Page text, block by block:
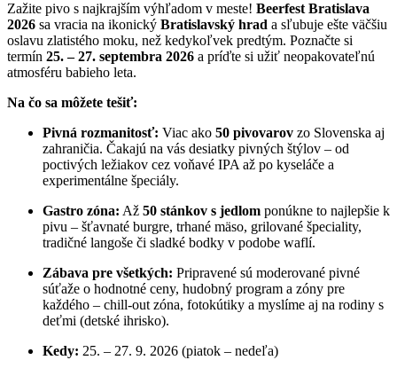
Zažite pivo s najkrajším výhľadom v meste! Beerfest Bratislava
2026 sa vracia na ikonický Bratislavský hrad a sľubuje ešte väčšiu
oslavu zlatistého moku, než kedykoľvek predtým. Poznačte si
termín 25. – 27. septembra 2026 a príďte si užiť neopakovateľnú
atmosféru babieho leta.
Na čo sa môžete tešiť:
Pivná rozmanitosť: Viac ako 50 pivovarov zo Slovenska aj
zahraničia. Čakajú na vás desiatky pivných štýlov – od
poctivých ležiakov cez voňavé IPA až po kyseláče a
experimentálne špeciály.
Gastro zóna: Až 50 stánkov s jedlom ponúkne to najlepšie k
pivu – šťavnaté burgre, trhané mäso, grilované špeciality,
tradičné langoše či sladké bodky v podobe waflí.
Zábava pre všetkých: Pripravené sú moderované pivné
súťaže o hodnotné ceny, hudobný program a zóny pre
každého – chill-out zóna, fotokútiky a myslíme aj na rodiny s
deťmi (detské ihrisko).
Kedy: 25. – 27. 9. 2026 (piatok – nedeľa)